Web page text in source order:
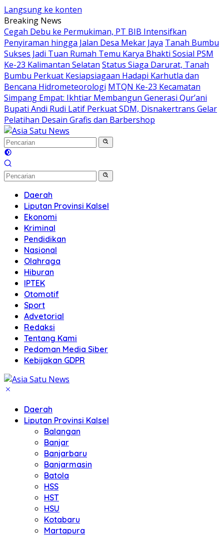
Langsung ke konten
Breaking News
Cegah Debu ke Permukiman, PT BIB Intensifkan
Penyiraman hingga Jalan Desa Mekar Jaya Tanah Bumbu
Sukses Jadi Tuan Rumah Temu Karya Bhakti Sosial PSM
Ke-23 Kalimantan Selatan Status Siaga Darurat, Tanah
Bumbu Perkuat Kesiapsiagaan Hadapi Karhutla dan
Bencana Hidrometeorologi MTQN Ke-23 Kecamatan
Simpang Empat: Ikhtiar Membangun Generasi Qur’ani
Bupati Andi Rudi Latif Perkuat SDM, Disnakertrans Gelar
Pelatihan Desain Grafis dan Barbershop
Daerah
Liputan Provinsi Kalsel
Ekonomi
Kriminal
Pendidikan
Nasional
Olahraga
Hiburan
IPTEK
Otomotif
Sport
Advetorial
Redaksi
Tentang Kami
Pedoman Media Siber
Kebijakan GDPR
Daerah
Liputan Provinsi Kalsel
Balangan
Banjar
Banjarbaru
Banjarmasin
Batola
HSS
HST
HSU
Kotabaru
Martapura